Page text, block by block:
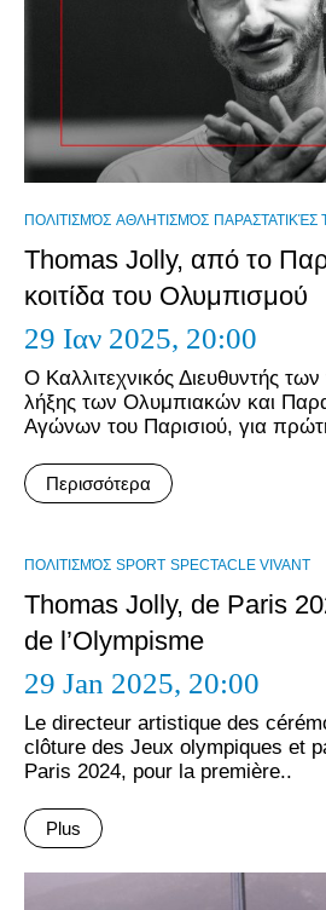
ΠΟΛΙΤΙΣΜΌΣ ΑΘΛΗΤΙΣΜΌΣ ΠΑΡΑΣΤΑΤΙΚΈΣ
Thomas Jolly, από το
κοιτίδα του Ολυμπισμού
29 Ιαν 2025, 20:00
Ο Καλλιτεχνικός Διευθυντής
λήξης των Ολυμπιακών και
Αγώνων του Παρισιού, για
Περισσότερα
ΠΟΛΙΤΙΣΜΌΣ SPORT SPECTACLE VIVANT
Thomas Jolly, de Paris
de l’Olympisme
29 Jan 2025, 20:00
Le directeur artistique des
clôture des Jeux olympiques et
Paris 2024, pour la première..
Plus